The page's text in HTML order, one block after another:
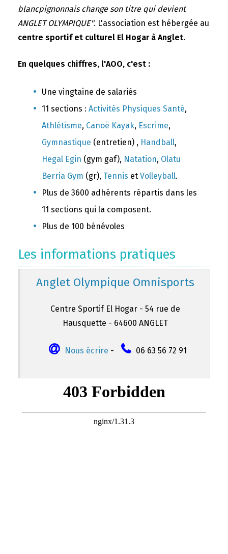
blancpignonnais change son titre qui devient
ANGLET OLYMPIQUE". L'association est hébergée au
centre sportif et culturel El Hogar à Anglet.
En quelques chiffres, l'AOO, c'est :
Une vingtaine de salariés
11 sections : Activités Physiques Santé,
Athlétisme, Canoë Kayak, Escrime,
Gymnastique (entretien) , Handball,
Hegal Egin (gym gaf), Natation, Olatu
Berria Gym (gr), Tennis et Volleyball.
Plus de 3600 adhérents répartis dans les
11 sections qui la composent.
Plus de 100 bénévoles
Les informations pratiques
Anglet Olympique Omnisports
Centre Sportif El Hogar - 54 rue de
Hausquette - 64600 ANGLET
Nous écrire - 06 63 56 72 91